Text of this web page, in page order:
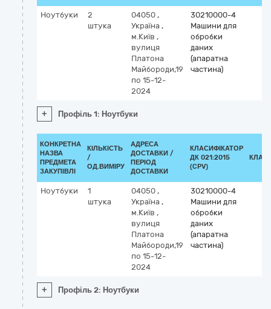
Ноутбуки
2
штука
04050 ,
Україна ,
м.Київ ,
вулиця
Платона
Майбороди,19
по 15-12-
2024
30210000-4
Машини для
обробки
даних
(апаратна
частина)
+ Профіль 1: Ноутбуки
КОНКРЕТНА
НАЗВА
ПРЕДМЕТА
ЗАКУПІВЛІ
КІЛЬКІСТЬ
/
ОД.ВИМІРУ
АДРЕСА
ДОСТАВКИ /
ПЕРІОД
ДОСТАВКИ
КЛАСИФІКАТОР
ДК 021:2015
(CPV)
Ноутбуки
1
штука
04050 ,
Україна ,
м.Київ ,
вулиця
Платона
Майбороди,19
по 15-12-
2024
30210000-4
Машини для
обробки
даних
(апаратна
частина)
+ Профіль 2: Ноутбуки